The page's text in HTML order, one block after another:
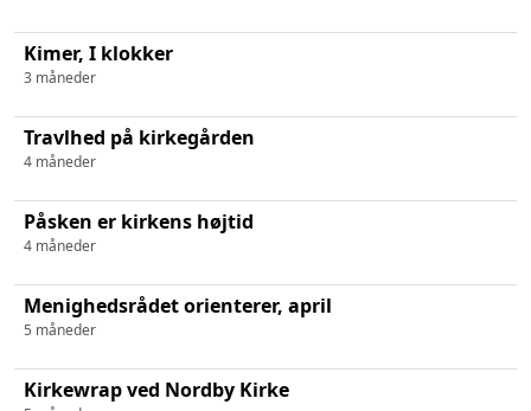
Kimer, I klokker
3 måneder
Travlhed på kirkegården
4 måneder
Påsken er kirkens højtid
4 måneder
Menighedsrådet orienterer, april
5 måneder
Kirkewrap ved Nordby Kirke